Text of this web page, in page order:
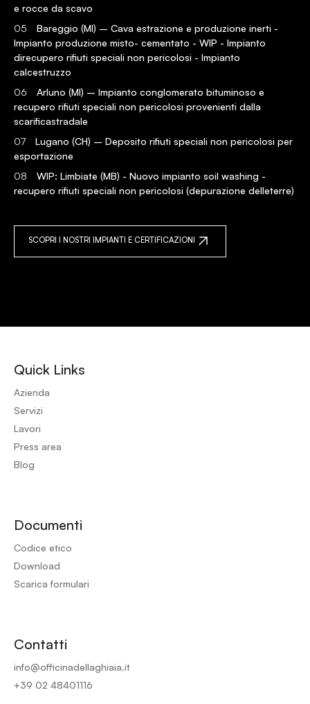
e rocce da scavo
05
Bareggio (MI) – Cava estrazione e produzione inerti -
Impianto produzione misto- cementato - WIP - Impianto
direcupero rifiuti speciali non pericolosi - Impianto
calcestruzzo
06
Arluno (MI) – Impianto conglomerato bituminoso e
recupero rifiuti speciali non pericolosi provenienti dalla
scarificastradale
07
Lugano (CH) – Deposito rifiuti speciali non pericolosi per
esportazione
08
WIP: Limbiate (MB) - Nuovo impianto soil washing -
recupero rifiuti speciali non pericolosi (depurazione delleterre)
SCOPRI I NOSTRI IMPIANTI E CERTIFICAZIONI
Quick Links
Azienda
Servizi
Lavori
Press area
Blog
Documenti
Codice etico
Download
Scarica formulari
Contatti
info@officinadellaghiaia.it
+39 02 48401116